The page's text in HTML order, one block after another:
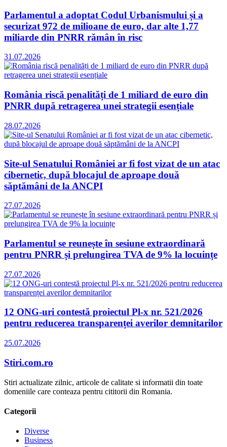
Parlamentul a adoptat Codul Urbanismului și a
securizat 972 de milioane de euro, dar alte 1,77
miliarde din PNRR rămân în risc
31.07.2026
România riscă penalități de 1 miliard de euro din
PNRR după retragerea unei strategii esențiale
28.07.2026
Site-ul Senatului României ar fi fost vizat de un atac
cibernetic, după blocajul de aproape două
săptămâni de la ANCPI
27.07.2026
Parlamentul se reunește în sesiune extraordinară
pentru PNRR și prelungirea TVA de 9% la locuințe
27.07.2026
12 ONG-uri contestă proiectul Pl-x nr. 521/2026
pentru reducerea transparenței averilor demnitarilor
25.07.2026
Stiri.com.ro
Stiri actualizate zilnic, articole de calitate si informatii din toate
domeniile care conteaza pentru cititorii din Romania.
Categorii
Diverse
Business